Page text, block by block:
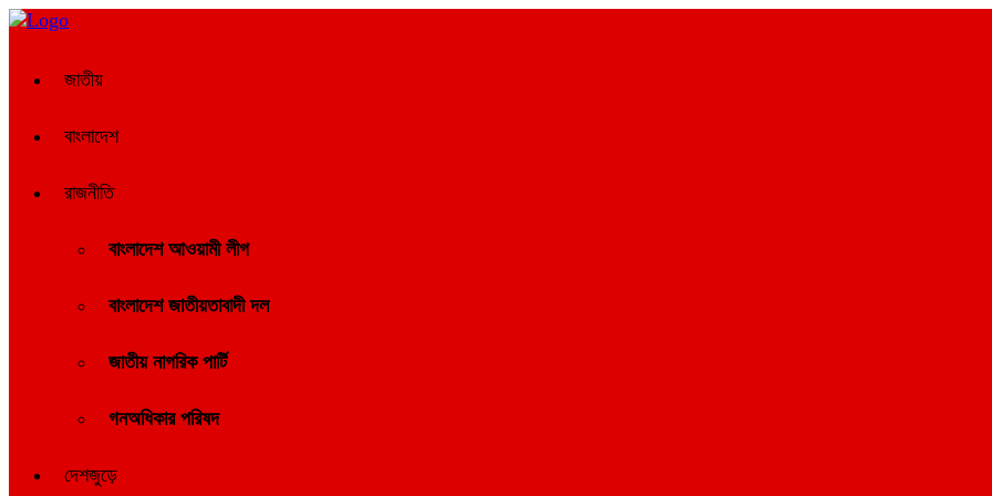
জাতীয়
বাংলাদেশ
রাজনীতি
বাংলাদেশ আওয়ামী লীগ
বাংলাদেশ জাতীয়তাবাদী দল
জাতীয় নাগরিক পার্টি
গনঅধিকার পরিষদ
দেশজুড়ে